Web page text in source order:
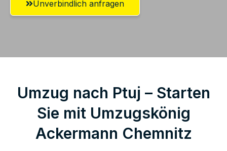
Unverbindlich anfragen
Umzug nach Ptuj – Starten
Sie mit Umzugskönig
Ackermann Chemnitz